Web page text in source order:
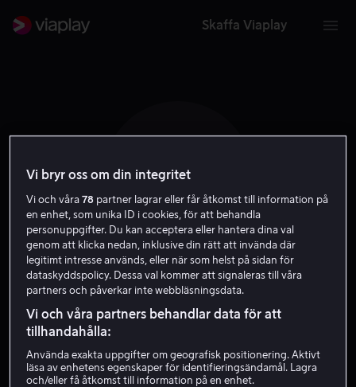
Skaffa Viaplay
M M
Michael Moore
Regissör
Vi bryr oss om din integritet
Vi och våra78 partner lagrar eller får åtkomst till information på
en enhet, som unika ID i cookies, för att behandla
personuppgifter. Du kan acceptera eller hantera dina val
genom att klicka nedan, inklusive din rätt att invända där
legitimt intresse används, eller när som helst på sidan för
dataskyddspolicy. Dessa val kommer att signaleras till våra
partners och påverkar inte webbläsningsdata.
Vi och våra partners behandlar data för att
tillhandahålla:
Använda exakta uppgifter om geografisk positionering. Aktivt
läsa av enhetens egenskaper för identifieringsändamål. Lagra
och/eller få åtkomst till information på en enhet.